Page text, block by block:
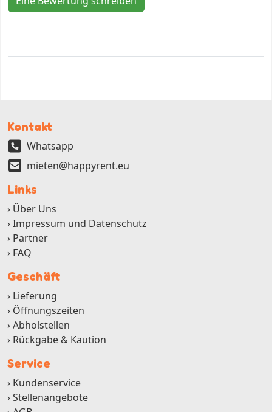
Kontakt
Whatsapp
mieten@happyrent.eu
Links
Über Uns
Impressum und Datenschutz
Partner
FAQ
Geschäft
Lieferung
Öffnungszeiten
Abholstellen
Rückgabe & Kaution
Service
Kundenservice
Stellenangebote